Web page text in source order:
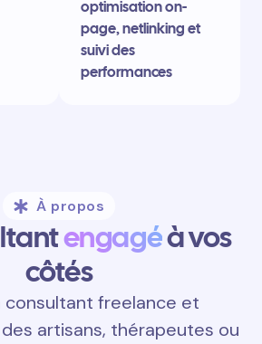
optimisation on-
page, netlinking et
suivi des
performances
À propos
engagéà vos
côtés
consultant freelance et
artisans, thérapeutes ou